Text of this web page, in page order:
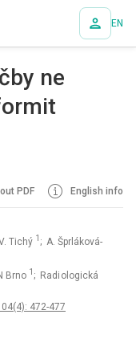
EN
ne
PDF English info
Tichý 1 ; A. Šprláková-
Brno 1 ; Radi ologická
472-477